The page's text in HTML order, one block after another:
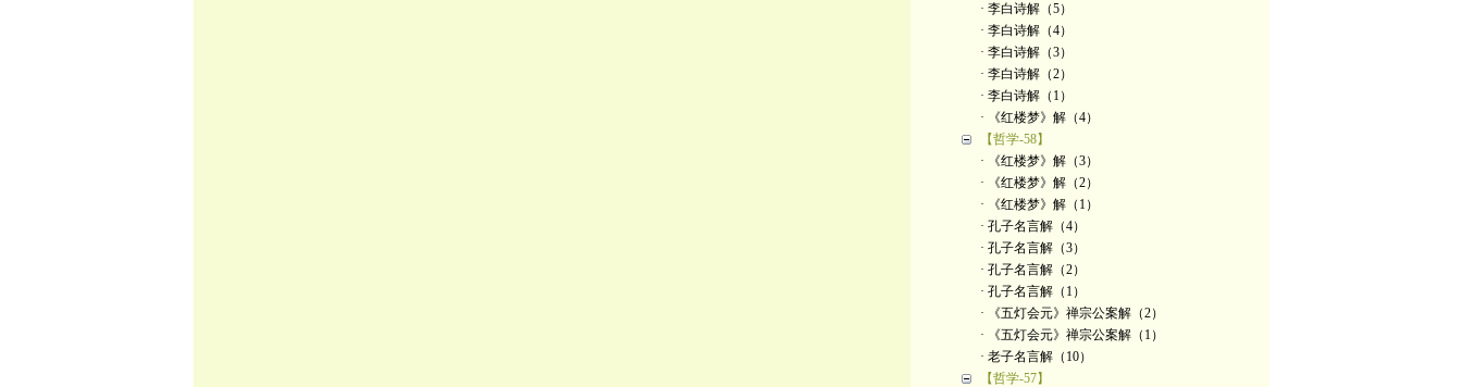
· 李白诗解（5）
· 李白诗解（4）
· 李白诗解（3）
· 李白诗解（2）
· 李白诗解（1）
· 《红楼梦》解（4）
【哲学-58】
· 《红楼梦》解（3）
· 《红楼梦》解（2）
· 《红楼梦》解（1）
· 孔子名言解（4）
· 孔子名言解（3）
· 孔子名言解（2）
· 孔子名言解（1）
· 《五灯会元》禅宗公案解（2）
· 《五灯会元》禅宗公案解（1）
· 老子名言解（10）
【哲学-57】